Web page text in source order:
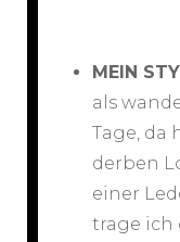
MEIN
als
Tage, da
derben
einer
trage ich